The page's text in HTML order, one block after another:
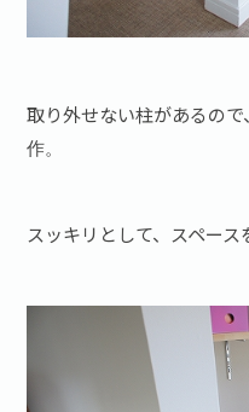
取り外せない柱があるの
作。
スッキリとして、スペース